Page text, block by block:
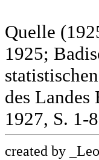
Quelle
1925;
des Landes
1927, S. 1-
created by